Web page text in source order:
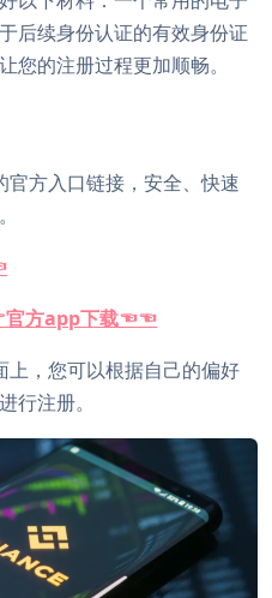
后续身份认证的有效身份证
您的注册过程更加顺畅。
方入口链接，安全、快速
方app下载☜☜
，您可以根据自己的偏好
行注册。